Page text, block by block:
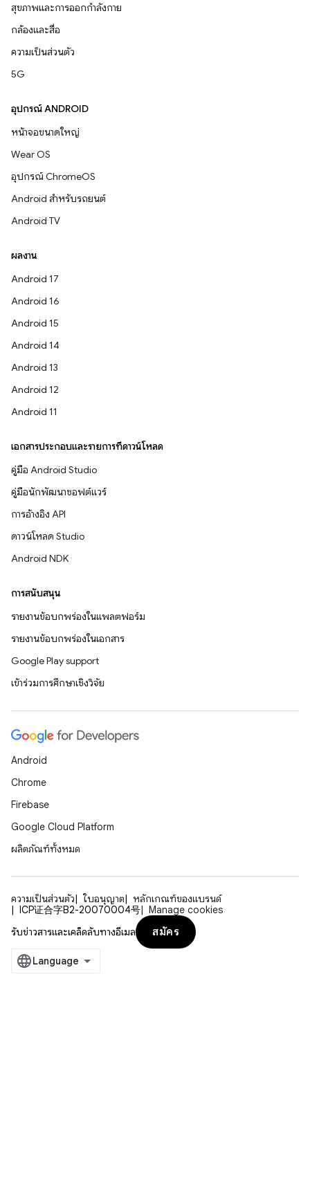
สุขภาพและการออกกำลังกาย
กล้องและสื่อ
ความเป็นส่วนตัว
5G
อุปกรณ์ ANDROID
หน้าจอขนาดใหญ่
Wear OS
อุปกรณ์ ChromeOS
Android สำหรับรถยนต์
Android TV
ผลงาน
Android 17
Android 16
Android 15
Android 14
Android 13
Android 12
Android 11
เอกสารประกอบและรายการที่ดาวน์โหลด
คู่มือ Android Studio
คู่มือนักพัฒนาซอฟต์แวร์
การอ้างอิง API
ดาวน์โหลด Studio
Android NDK
การสนับสนุน
รายงานข้อบกพร่องในแพลตฟอร์ม
รายงานข้อบกพร่องในเอกสาร
Google Play support
เข้าร่วมการศึกษาเชิงวิจัย
Android
Chrome
Firebase
Google Cloud Platform
ผลิตภัณฑ์ทั้งหมด
ความเป็นส่วนตัว ใบอนุญาต
หลักเกณฑ์ของแบรนด์
ICP证合字B2-20070004号
Manage cookies
รับข่าวสารและเคล็ดลับทางอีเมล
สมัคร